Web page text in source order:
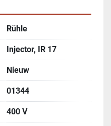
Rühle
Injector, IR 17
Nieuw
01344
400 V